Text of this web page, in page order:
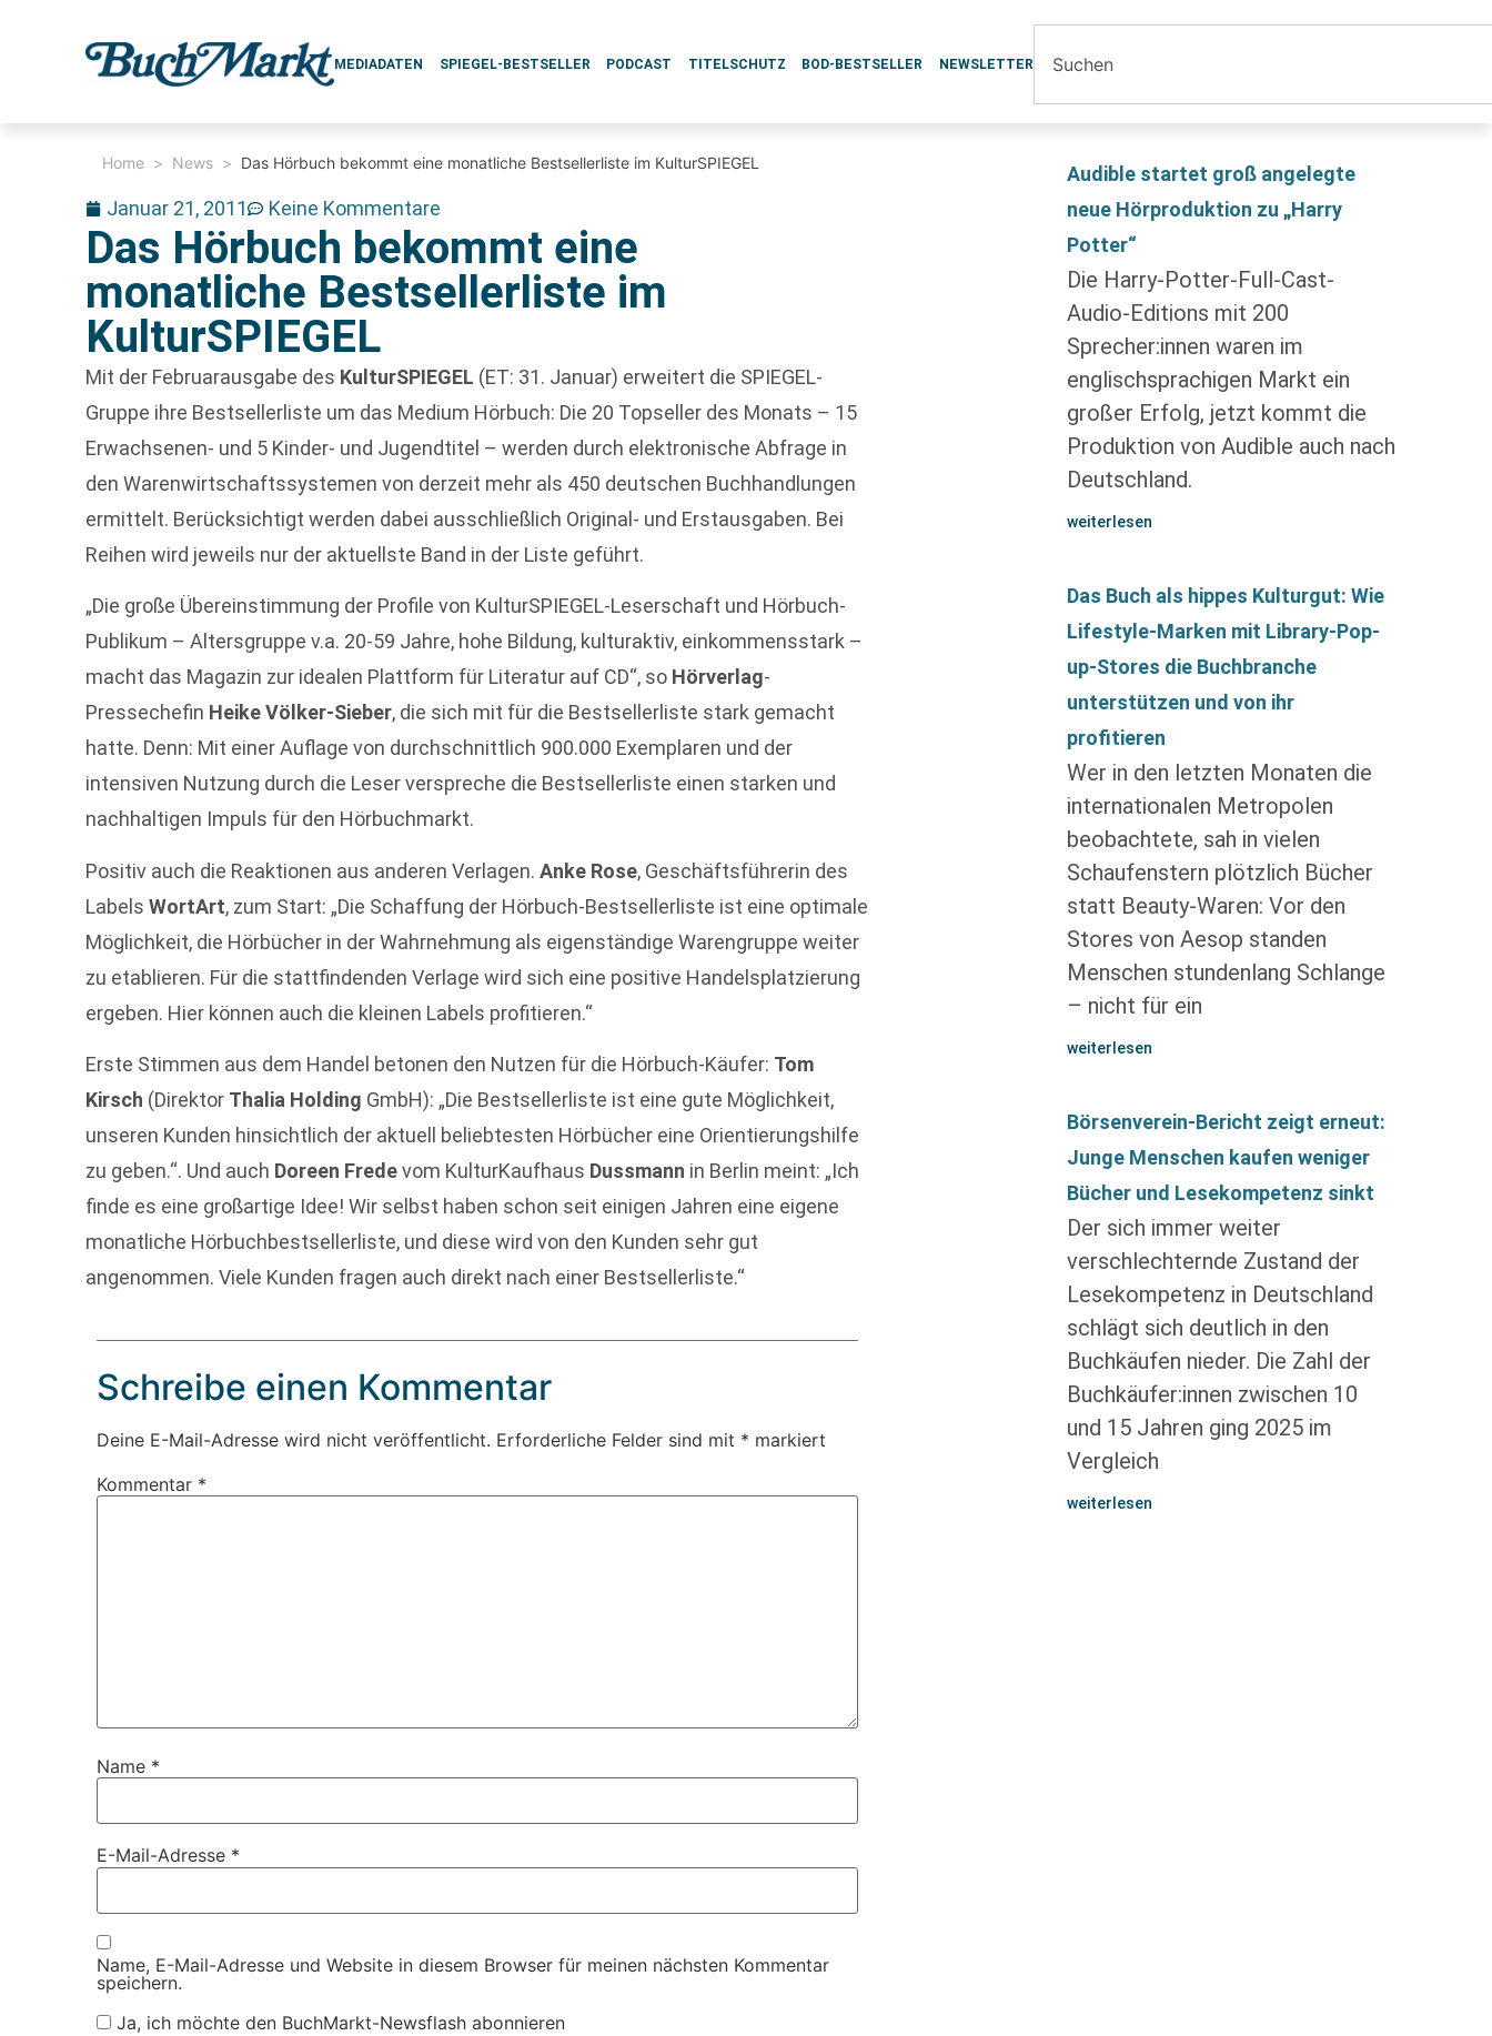
MEDIADATEN SPIEGEL-BESTSELLER PODCAST TITELSCHUTZ BOD-BESTSELLER NEWSLETTER
Home > News > Das Hörbuch bekommt eine monatliche Bestsellerliste im KulturSPIEGEL
Januar 21, 2011 Keine Kommentare
Das Hörbuch bekommt eine
monatliche Bestsellerliste im
KulturSPIEGEL
Mit der Februarausgabe des KulturSPIEGEL (ET: 31. Januar) erweitert die SPIEGEL-
Gruppe ihre Bestsellerliste um das Medium Hörbuch: Die 20 Topseller des Monats – 15
Erwachsenen- und 5 Kinder- und Jugendtitel – werden durch elektronische Abfrage in
den Warenwirtschaftssystemen von derzeit mehr als 450 deutschen Buchhandlungen
ermittelt. Berücksichtigt werden dabei ausschließlich Original- und Erstausgaben. Bei
Reihen wird jeweils nur der aktuellste Band in der Liste geführt.
„Die große Übereinstimmung der Profile von KulturSPIEGEL-Leserschaft und Hörbuch-
Publikum – Altersgruppe v.a. 20-59 Jahre, hohe Bildung, kulturaktiv, einkommensstark –
macht das Magazin zur idealen Plattform für Literatur auf CD“, so Hörverlag-
Pressechefin Heike Völker-Sieber, die sich mit für die Bestsellerliste stark gemacht
hatte. Denn: Mit einer Auflage von durchschnittlich 900.000 Exemplaren und der
intensiven Nutzung durch die Leser verspreche die Bestsellerliste einen starken und
nachhaltigen Impuls für den Hörbuchmarkt.
Positiv auch die Reaktionen aus anderen Verlagen.Anke Rose, Geschäftsführerin des
LabelsWortArt, zum Start: „Die Schaffung der Hörbuch-Bestsellerliste ist eine optimale
Möglichkeit, die Hörbücher in der Wahrnehmung als eigenständige Warengruppe weiter
zu etablieren. Für die stattfindenden Verlage wird sich eine positive Handelsplatzierung
ergeben. Hier können auch die kleinen Labels profitieren.“
Erste Stimmen aus dem Handel betonen den Nutzen für die Hörbuch-Käufer: Tom
Kirsch (Direktor Thalia Holding GmbH): „Die Bestsellerliste ist eine gute Möglichkeit,
unseren Kunden hinsichtlich der aktuell beliebtesten Hörbücher eine Orientierungshilfe
zu geben.“. Und auch Doreen Fredevom KulturKaufhaus Dussmann in Berlin meint: „Ich
finde es eine großartige Idee! Wir selbst haben schon seit einigen Jahren eine eigene
monatliche Hörbuchbestsellerliste, und diese wird von den Kunden sehr gut
angenommen. Viele Kunden fragen auch direkt nach einer Bestsellerliste.“
Schreibe einen Kommentar
Deine E-Mail-Adresse wird nicht veröffentlicht. Erforderliche Felder sind mit * markiert
Kommentar *
Name *
E-Mail-Adresse *
Name, E-Mail-Adresse und Website in diesem Browser für meinen nächsten Kommentar
speichern.
Ja, ich möchte den BuchMarkt-Newsflash abonnieren
Audible startet groß angelegte
neue Hörproduktion zu „Harry
Potter“
Die Harry-Potter-Full-Cast-
Audio-Editions mit 200
Sprecher:innen waren im
englischsprachigen Markt ein
großer Erfolg, jetzt kommt die
Produktion von Audible auch nach
Deutschland.
weiterlesen
Das Buch als hippes Kulturgut: Wie
Lifestyle-Marken mit Library-Pop-
up-Stores die Buchbranche
unterstützen und von ihr
profitieren
Wer in den letzten Monaten die
internationalen Metropolen
beobachtete, sah in vielen
Schaufenstern plötzlich Bücher
statt Beauty-Waren: Vor den
Stores von Aesop standen
Menschen stundenlang Schlange
– nicht für ein
weiterlesen
Börsenverein-Bericht zeigt erneut:
Junge Menschen kaufen weniger
Bücher und Lesekompetenz sinkt
Der sich immer weiter
verschlechternde Zustand der
Lesekompetenz in Deutschland
schlägt sich deutlich in den
Buchkäufen nieder. Die Zahl der
Buchkäufer:innen zwischen 10
und 15 Jahren ging 2025 im
Vergleich
weiterlesen